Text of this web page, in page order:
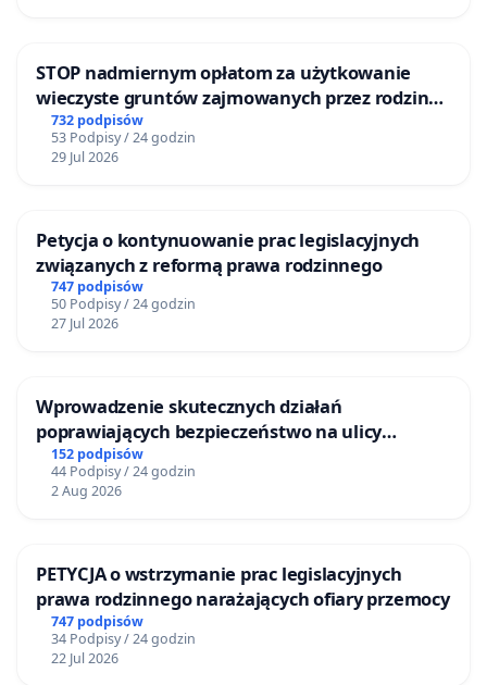
STOP nadmiernym opłatom za użytkowanie
wieczyste gruntów zajmowanych przez rodzinne
ogrody działkowe.
732 podpisów
53 Podpisy / 24 godzin
29 Jul 2026
Petycja o kontynuowanie prac legislacyjnych
związanych z reformą prawa rodzinnego
747 podpisów
50 Podpisy / 24 godzin
27 Jul 2026
Wprowadzenie skutecznych działań
poprawiających bezpieczeństwo na ulicy
Żeromskiego w Otwocku
152 podpisów
44 Podpisy / 24 godzin
2 Aug 2026
PETYCJA o wstrzymanie prac legislacyjnych
prawa rodzinnego narażających ofiary przemocy
747 podpisów
34 Podpisy / 24 godzin
22 Jul 2026